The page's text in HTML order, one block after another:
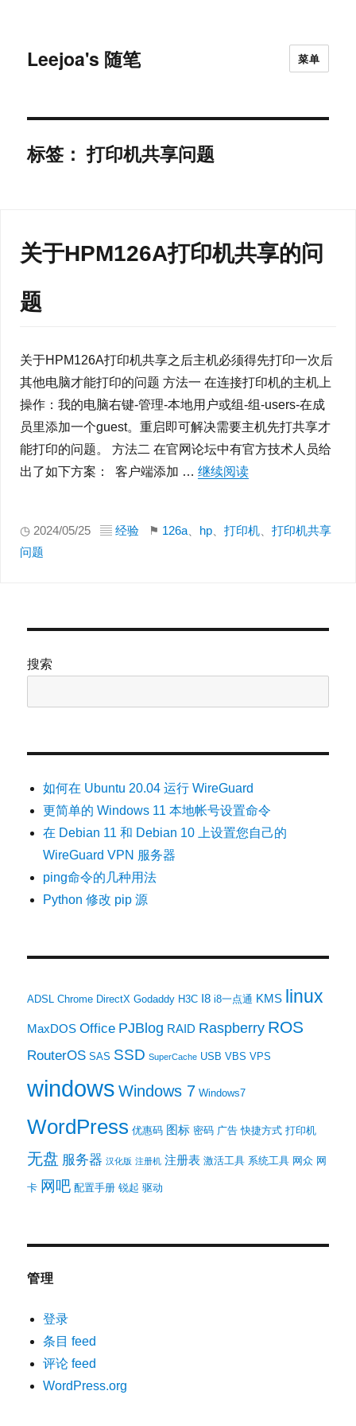
Leejoa's 随笔 菜单
标签：打印机共享问题
关于HPM126A打印机共享的问
题
关于HPM126A打印机共享之后主机必须得先打印一次后
其他电脑才能打印的问题 方法一 在连接打印机的主机上
操作：我的电脑右键-管理-本地用户或组-组-users-在成
员里添加一个guest。重启即可解决需要主机先打共享才
能打印的问题。 方法二 在官网论坛中有官方技术人员给
出了如下方案： 客户端添加 … 继续阅读
◷ 2024/05/25 ▤ 经验 ⚑ 126a、 hp、 打印机、 打印机共享
问题
搜索
如何在 Ubuntu 20.04 运行 WireGuard
更简单的 Windows 11 本地帐号设置命令
在 Debian 11 和 Debian 10 上设置您自己的
WireGuard VPN 服务器
ping命令的几种用法
Python 修改 pip 源
ADSL Chrome DirectX Godaddy H3C I8 i8一点通 KMS linux
MaxDOS Office PJBlog RAID Raspberry ROS
RouterOS SAS SSD SuperCache USB VBS VPS
windows Windows 7 Windows7
WordPress 优惠码 图标 密码 广告 快捷方式 打印机
无盘 服务器 汉化版 注册机 注册表 激活工具 系统工具 网众 网
卡 网吧 配置手册 锐起 驱动
管理
登录
条目 feed
评论 feed
WordPress.org